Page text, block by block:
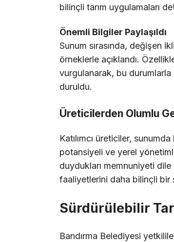
bilinçli tarım uygulamaları
Önemli Bilgiler Paylaşıldı
Sunum sırasında, değişen
örneklerle açıklandı.
vurgulanarak, bu
duruldu.
Üreticilerden Olumlu
Katılımcı üreticiler,
potansiyeli ve yerel
duydukları memnuniyeti dile
faaliyetlerini daha bilinçli bir
Sürdürülebilir
Bandırma Belediyesi